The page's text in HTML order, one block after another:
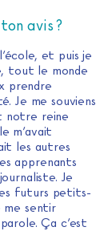
avis ?
et puis je
tout le monde
prendre
Je me souviens
notre reine
m’avait
les autres
apprenants
Je
futurs petits-
me sentir
Ça c’est